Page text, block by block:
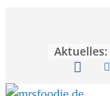
Aktuelles: